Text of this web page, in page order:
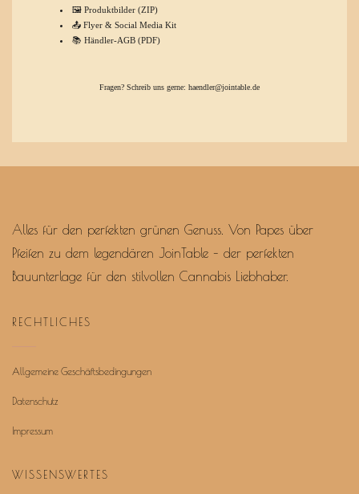
🖼️ Produktbilder (ZIP)
📤 Flyer & Social Media Kit
📚 Händler-AGB (PDF)
Fragen? Schreib uns gerne: haendler@jointable.de
Alles für den perfekten grünen Genuss. Von Papes über
Pfeifen zu dem legendären JoinTable – der perfekten
Bauunterlage für den stilvollen Cannabis Liebhaber.
RECHTLICHES
Allgemeine Geschäftsbedingungen
Datenschutz
Impressum
WISSENSWERTES